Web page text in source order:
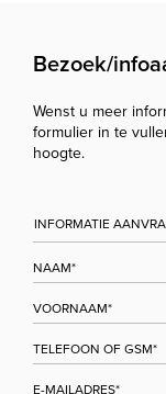
Bezoek/
Wenst u meer
formulier in te
hoogte.